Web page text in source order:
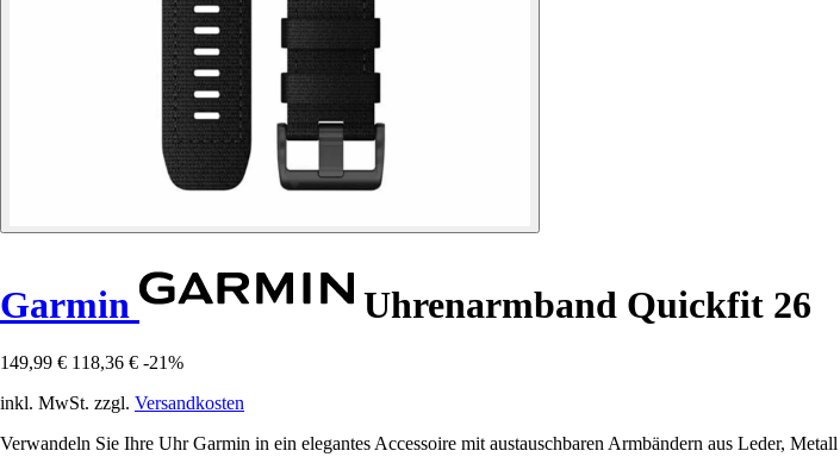
Garmin Uhrenarmband Quickfit 26
149,99 € 118,36 € -21%
inkl. MwSt. zzgl. Versandkosten
Verwandeln Sie Ihre Uhr Garmin in ein elegantes Accessoire mit austauschbaren Armbändern aus Leder,